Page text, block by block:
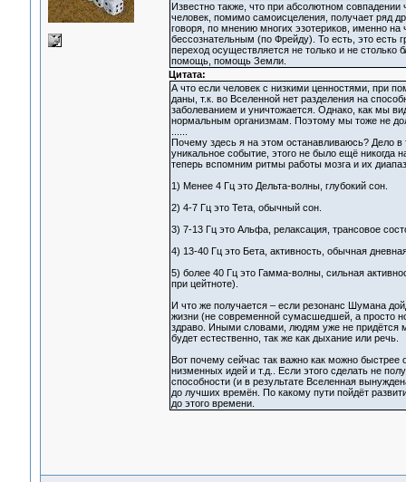
Известно также, что при абсолютном
человек, помимо самоисцеления, получает ряд
говоря, по мнению многих эзотериков, именно
бессознательным (по Фрейду). То есть, это есть
переход осуществляется не только и не столько
помощь, помощь Земли.
Цитата:
А что если человек с низкими ценностями, при
даны, т.к. во Вселенной нет разделения на
заболеванием и уничтожается. Однако, как мы
нормальным организмам. Поэтому мы тоже не
Почему здесь я на этом останавливаюсь? Дело
уникальное событие, этого не было ещё никогда
теперь вспомним ритмы работы мозга и их
1) Менее 4 Гц это Дельта-волны, глубокий сон.
2) 4-7 Гц это Тета, обычный сон.
3) 7-13 Гц это Альфа, релаксация, трансовое
4) 13-40 Гц это Бета, активность, обычная
5) более 40 Гц это Гамма-волны, сильная
при цейтноте).
И что же получается – если резонанс Шумана
жизни (не современной сумасшедшей, а просто
здраво. Иными словами, людям уже не придётся
будет естественно, так же как дыхание или речь.
Вот почему сейчас так важно как можно быстрее
низменных идей и т.д.. Если этого сделать не
способности (и в результате Вселенная
до лучших времён. По какому пути пойдёт
до этого времени.